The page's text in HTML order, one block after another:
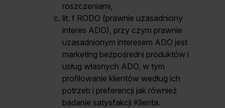
roszczeniami,
lit. f RODO (prawnie uzasadniony
interes ADO), przy czym prawnie
uzasadnionym interesem ADO jest
marketing bezpośredni produktów i
usług własnych ADO, w tym
profilowanie klientów według ich
potrzeb i preferencji jak również
badanie satysfakcji Klienta.